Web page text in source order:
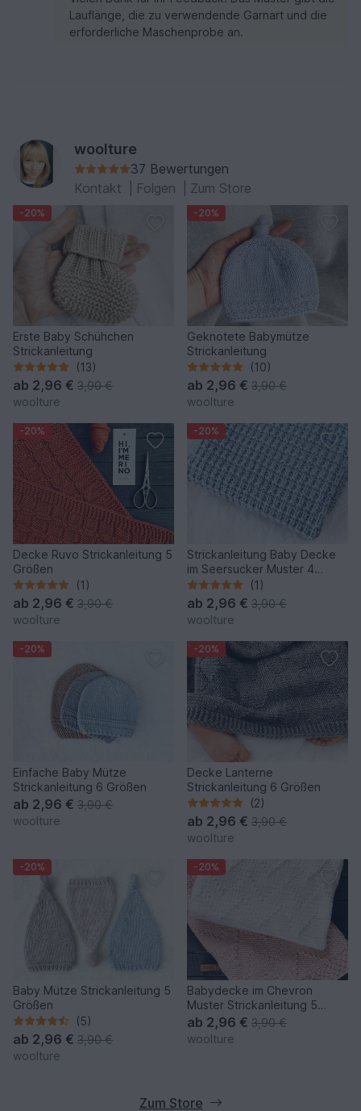
Lauflänge, die zu verwendende Garnart und die
erforderliche Maschenprobe an.
woolture
37 Bewertungen
Kontakt
Folgen Zum Store
-20%
Erste Baby Schühchen
Strickanleitung
(13)
ab 2,96 € 3,90 €
woolture
-20%
Geknotete Babymütze
Strickanleitung
(10)
ab 2,96 € 3,90 €
woolture
-20%
Decke Ruvo Strickanleitung 5
Größen
(1)
ab 2,96 € 3,90 €
woolture
-20%
Strickanleitung Baby Decke
im Seersucker Muster 4
Größen
(1)
ab 2,96 € 3,90 €
woolture
-20%
Einfache Baby Mütze
Strickanleitung 6 Größen
ab 2,96 € 3,90 €
woolture
-20%
Decke Lanterne
Strickanleitung 6 Größen
(2)
ab 2,96 € 3,90 €
woolture
-20%
Baby Mütze Strickanleitung 5
Größen
(5)
ab 2,96 € 3,90 €
woolture
-20%
Babydecke im Chevron
Muster Strickanleitung 5
Größen
ab 2,96 € 3,90 €
woolture
Zum Store